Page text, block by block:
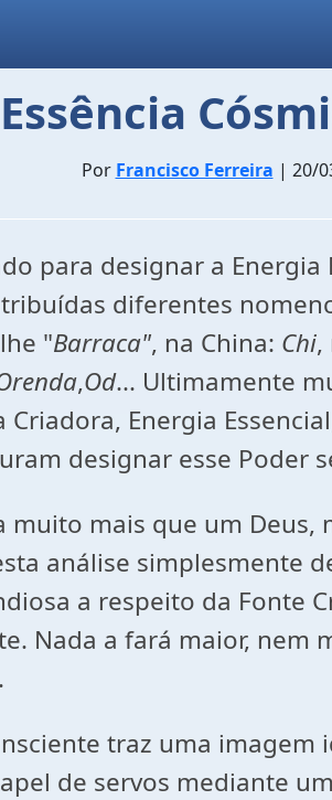
Por Francisco Ferreira | 20/
para designar a
diferentes
"Barraca", na China: Chi,
,Od... Ultimamente
Criadora, Energia
designar esse Poder
muito mais que um
análise simplesmente
a respeito da Fonte
Nada a fará maior, nem
traz uma
de servos mediante